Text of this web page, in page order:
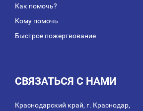
Как помочь?
Кому помочь
Быстрое пожертвование
СВЯЗАТЬСЯ С НАМИ
Краснодарский край, г. Краснодар,